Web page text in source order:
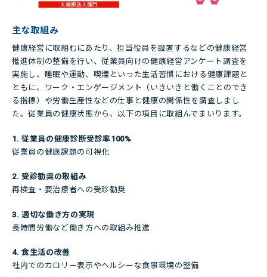
主な取組み
健康経営に取組むにあたり、担当役員を設置するなどの健康経営
推進体制の整備を行い、従業員向けの健康経営アンケート調査を
実施し、睡眠や運動、喫煙といった生活習慣における健康課題と
ともに、ワーク・エンゲージメント（いきいきと働くことのでき
る指標）や労働生産性などの仕事と健康の関係性を調査しまし
た。従業員の健康状態から、以下の項目に取組んでまいります。
1. 従業員の健康診断受診率100%
従業員の健康課題の可視化
2. 受診勧奨の取組み
再検査・要治療者への受診勧奨
3. 適切な働き方の実現
長時間労働など働き方への取組み推進
4. 食生活の改善
社内でのカロリー表示やヘルシーな食事環境の整備